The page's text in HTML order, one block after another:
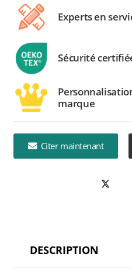
Experts en
Sécurité
marque
Citer maintenant
DESCRIPTION